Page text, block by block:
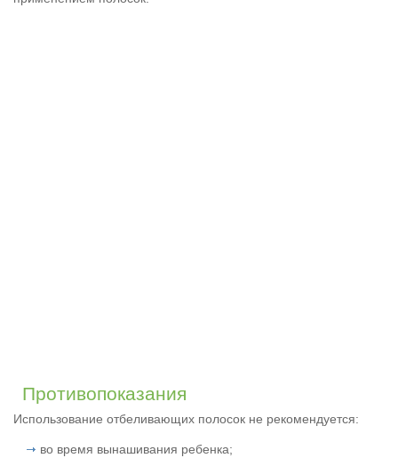
Противопоказания
Использование отбеливающих полосок не рекомендуется:
во время вынашивания ребенка;